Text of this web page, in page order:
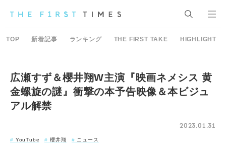
TOP 新着記事 ランキング THE FIRST TAKE HIGHLIGHT
広瀬すず＆櫻井翔W主演『映画ネメシス 黄
金螺旋の謎』衝撃の本予告映像＆本ビジュ
アル解禁
2023.01.31
YouTube 櫻井翔 ニュース